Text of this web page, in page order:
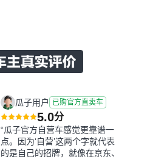
瓜子用户 已购官方直卖车
5.0分
“瓜子官方自营车感觉更靠谱一
点。因为‘自营’这两个字就代表
的是自己的招牌，就像在京东、